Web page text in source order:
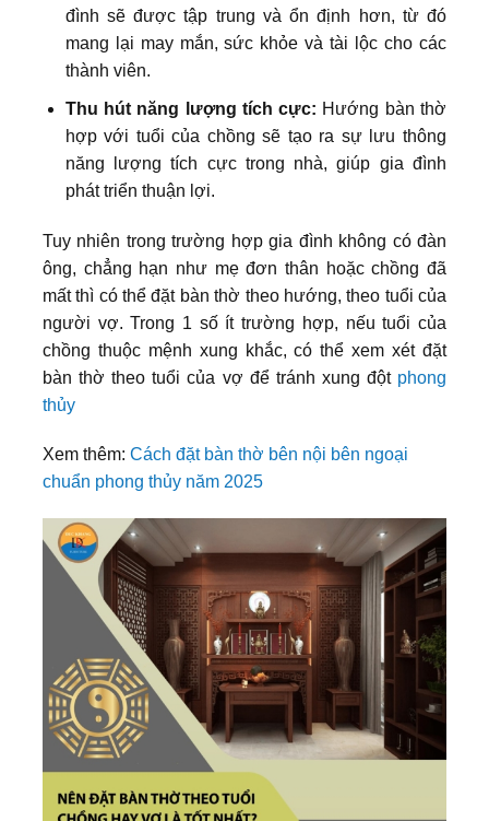
đình sẽ được tập trung và ổn định hơn, từ đó
mang lại may mắn, sức khỏe và tài lộc cho các
thành viên.
Thu hút năng lượng tích cực: Hướng bàn thờ
hợp với tuổi của chồng sẽ tạo ra sự lưu thông
năng lượng tích cực trong nhà, giúp gia đình
phát triển thuận lợi.
Tuy nhiên trong trường hợp gia đình không có đàn
ông, chẳng hạn như mẹ đơn thân hoặc chồng đã
mất thì có thể đặt bàn thờ theo hướng, theo tuổi của
người vợ. Trong 1 số ít trường hợp, nếu tuổi của
chồng thuộc mệnh xung khắc, có thể xem xét đặt
bàn thờ theo tuổi của vợ để tránh xung đột phong
thủy
Xem thêm: Cách đặt bàn thờ bên nội bên ngoại
chuẩn phong thủy năm 2025